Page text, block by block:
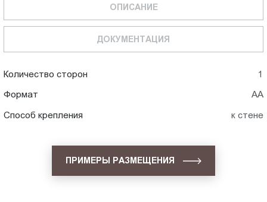
ОПИСАНИЕ
ДОКУМЕНТАЦИЯ
Количество сторон 1
Формат АА
Способ крепления к стене
ПРИМЕРЫ РАЗМЕЩЕНИЯ